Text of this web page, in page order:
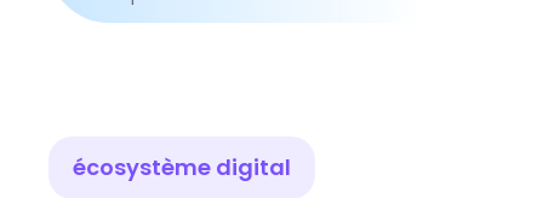
écosystème digital